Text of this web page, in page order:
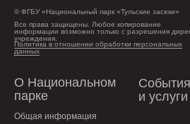
О Национальном
парке
© ФГБУ «Национальный парк «Тульские засеки»
Все права защищены. Любое копирование
информации возможно только с разрешения
учреждения.
Политика в отношении обработки персональных
данных
Общая информация
События
и услуги